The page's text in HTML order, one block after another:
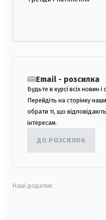
Email - розсилка
Будьте в курсі всіх новин
Перейдіть на сторінку
обрати ті, що
інтересам.
ДО РОЗСИЛОК
Наші додатки: